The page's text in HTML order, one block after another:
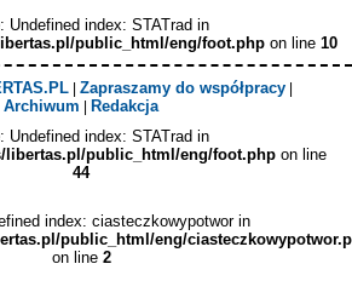
: Undefined index: STATrad in
public_html/eng/foot.php on line 10
| Zapraszamy do współpracy|
Archiwum
Redakcja
: Undefined index: STATrad in
libertas.pl/public_html/eng/foot.php on line
44
index: ciasteczkowypotwor in
public_html/eng/
on line 2